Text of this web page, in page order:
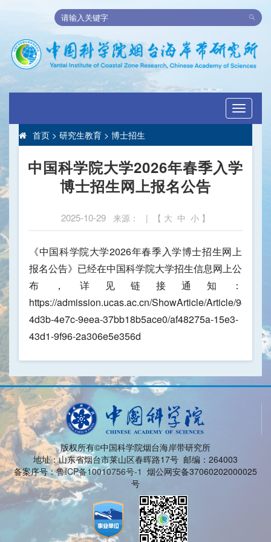
Toggle
首页 > 研究生教育 > 博士招生
中国科学院大学2026年春季入学
博士招生网上报名公告
2025-10-29 来源： | 【 大 中 小 】
《中国科学院大学2026年春季入学博士招生网上
报名公告》已经在中国科学院大学招生信息网上公
布，详见链接通知：
https://admission.ucas.ac.cn/ShowArticle/Article/
4d3b-4e7c-9eea-37bb18b5ace0/af48275a-15e3-
43d1-9f96-2a306e5e356d
版权所有©中国科学院烟台海岸带研究所
地址：山东省烟台市莱山区春晖路17号 邮编：264003
备案序号：鲁ICP备10010756号-1 烟公网安备37060202000025
号